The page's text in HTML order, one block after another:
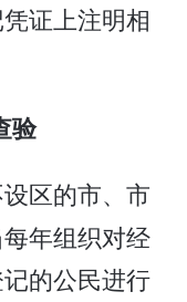
证上注明相
验
区的市、市
年组织对经
的公民进行